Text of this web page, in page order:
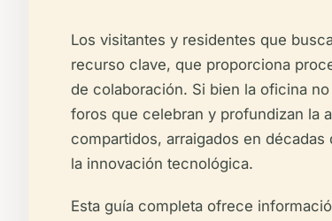
Los visitantes y residentes que
recurso clave, que proporciona
de colaboración. Si bien la oficina
foros que celebran y profundizan la
compartidos, arraigados en
la innovación tecnológica.
Esta guía completa ofrece